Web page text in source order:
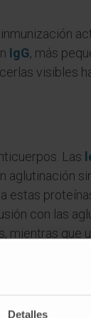
Detalles
IgG, más
visibles
Las
estas
con las
que